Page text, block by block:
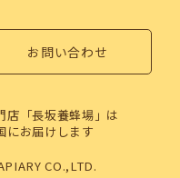
お問い合わせ
店「長坂養蜂場」は
にお届けします
CO.,LTD.